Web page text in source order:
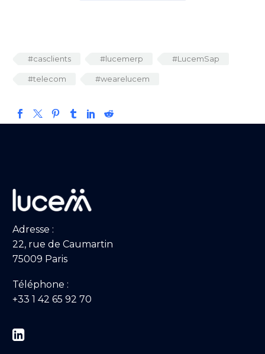
#casclients #lucemerp #LucemSap
#telecom #wearelucem
Adresse :
22, rue de Caumartin
75009 Paris
Téléphone :
+33 1 42 65 92 70

